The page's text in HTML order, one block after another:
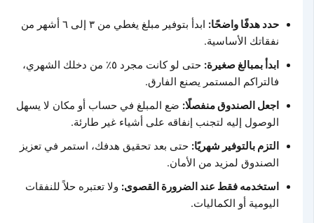
حدد هدفًا واضحًا:
ابدأ بتوفير مبلغ يغطي من ٣ إلى ٦ أشهر من
نفقاتك الأساسية.
ابدأ بمبالغ صغيرة:
حتى لو كانت مجرد ٥٪ من دخلك الشهري،
فالتراكم المستمر يصنع الفارق.
اجعل الصندوق منفصلًا:ضع المبلغ في حساب أو مكان لا يسهل
الوصول إليه لتجنب إنفاقه على أشياء غير طارئة.
التزم بالتوفير شهريًا:حتى بعد تحقيق هدفك، استمر في تعزيز
الصندوق لمزيد من الأمان.
استخدمه فقط عند الضرورة القصوى:ولا تعتبره حلاً للنفقات
اليومية أو الكماليات.